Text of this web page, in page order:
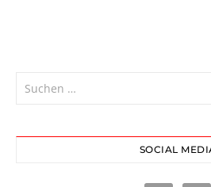
SOCIAL